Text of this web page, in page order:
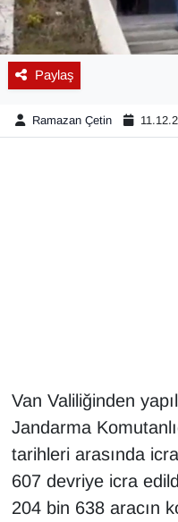
Paylaş
Ramazan Çetin
Van Valiliğinden
Jandarma
tarihleri arasında
607 devriye icra
204 bin 638 aracın
Eleman
Emlak
Kadın
Kamu Alımları
Kim Kimdir?